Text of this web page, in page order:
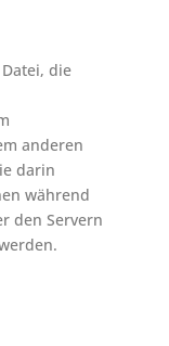
die
anderen
darin
während
den Servern